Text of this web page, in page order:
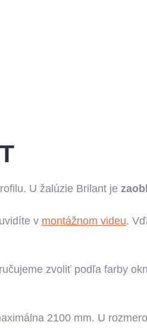
U žalúzie Brilant je
v montážnom videu.
zvoliť podľa farby
2100 mm. U